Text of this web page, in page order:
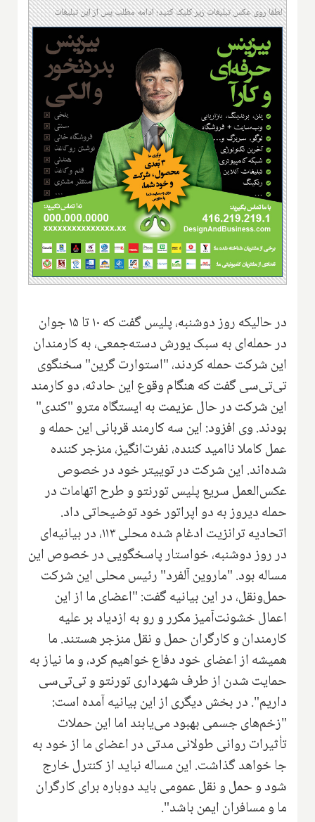
لطفا روی عکس تبلیغات زیر کلیک کنید؛ ادامه مطلب پس از این تبلیغات
در حالیکه روز دوشنبه، پلیس گفت که ۱۰ تا ۱۵ جوان
در حمله‌ای به سبک یورش دسته‌جمعی، به کارمندان
این شرکت حمله کردند، "استوارت گرین" سخنگوی
تی‌تی‌سی گفت که هنگام وقوع این حادثه، دو کارمند
این شرکت در حال عزیمت به ایستگاه مترو "کندی"
بودند. وی افزود: این سه کارمند قربانی این حمله و
عمل کاملا ناامید کننده، نفرت‌انگیز، منزجر کننده
شده‌اند. این شرکت در توییتر خود در خصوص
عکس‌العمل سریع پلیس تورنتو و طرح اتهامات در
حمله دیروز به دو اپراتور خود توضیحاتی داد.
اتحادیه ترانزیت ادغام شده محلی ۱۱۳، در بیانیه‌ای
در روز دوشنبه، خواستار پاسخگویی در خصوص این
مساله بود. "ماروین آلفرد" رئیس محلی این شرکت
حمل‌ونقل، در این بیانیه گفت: "اعضای ما از این
اعمال خشونت‌آمیز مکرر و رو به ازدیاد بر علیه
کارمندان و کارگران حمل و نقل منزجر هستند. ما
همیشه از اعضای خود دفاع خواهیم کرد، و ما نیاز به
حمایت شدن از طرف شهرداری تورنتو و تی‌تی‌سی
داریم". در بخش دیگری از این بیانیه آمده است:
"زخم‌های جسمی بهبود می‌یابند اما این حملات
تأثیرات روانی طولانی مدتی در اعضای ما از خود به
جا خواهد گذاشت. این مساله نباید از کنترل خارج
شود و حمل و نقل عمومی باید دوباره برای کارگران
ما و مسافران ایمن باشد".